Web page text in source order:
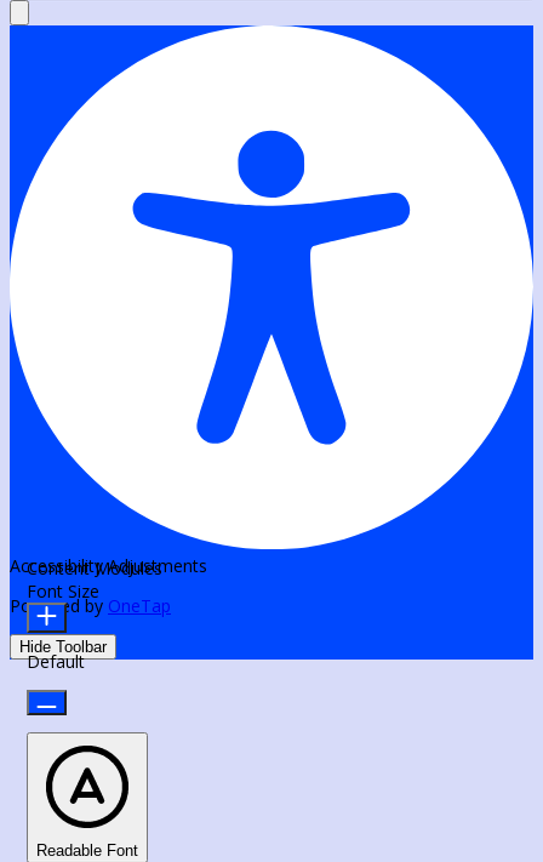
Accessibility Adjustments
Powered by OneTap
Hide Toolbar
Content Modules
Font Size
Default
Readable Font